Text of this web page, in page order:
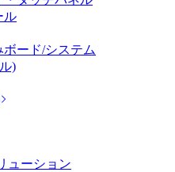
ル
ード/システム
)
ューション